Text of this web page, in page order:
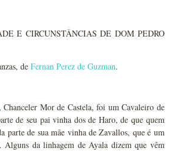
E CIRCUNSTÂNCIAS DE DOM PEDRO
deFernan Perez de Guzman.
Chanceler Mor de Castela, foi um Cavaleiro de
de seu pai vinha dos de Haro, de que quem
parte de sua mãe vinha de Zavallos, que é um
Alguns da linhagem de Ayala dizem que vêm